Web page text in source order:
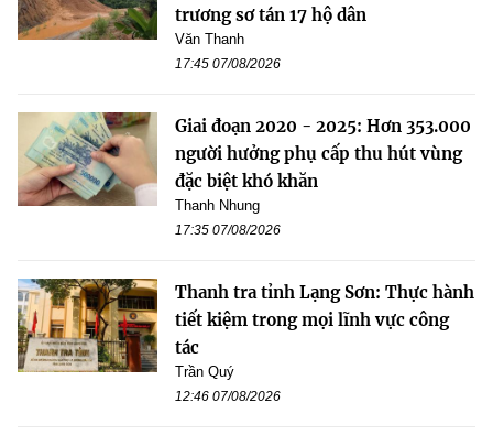
trương sơ tán 17 hộ dân
Văn Thanh
17:45 07/08/2026
Giai đoạn 2020 - 2025: Hơn 353.000
người hưởng phụ cấp thu hút vùng
đặc biệt khó khăn
Thanh Nhung
17:35 07/08/2026
Thanh tra tỉnh Lạng Sơn: Thực hành
tiết kiệm trong mọi lĩnh vực công
tác
Trần Quý
12:46 07/08/2026